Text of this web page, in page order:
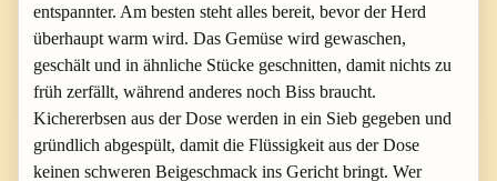
entspannter. Am besten steht alles bereit, bevor der Herd
überhaupt warm wird. Das Gemüse wird gewaschen,
geschält und in ähnliche Stücke geschnitten, damit nichts zu
früh zerfällt, während anderes noch Biss braucht.
Kichererbsen aus der Dose werden in ein Sieb gegeben und
gründlich abgespült, damit die Flüssigkeit aus der Dose
keinen schweren Beigeschmack ins Gericht bringt. Wer